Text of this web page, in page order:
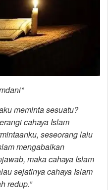
meminta sesuatu?
cahaya Islam
seseorang lalu
mengabaikan
maka cahaya Islam
sejatinya cahaya Islam
redup.”